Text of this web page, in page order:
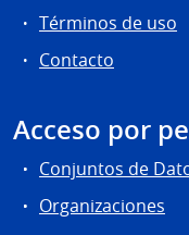
Términos de uso
Contacto
Acceso por
Conjuntos de
Organizaciones